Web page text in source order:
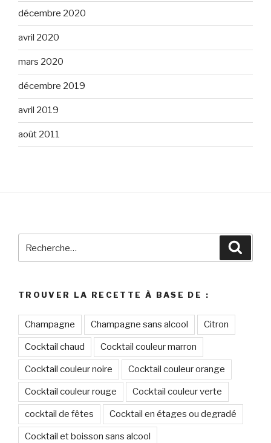
décembre 2020
avril 2020
mars 2020
décembre 2019
avril 2019
août 2011
pour
TROUVER LA RECETTE À BASE DE :
Champagne Champagne sans alcool Citron
Cocktail chaud Cocktail couleur marron
Cocktail couleur noire Cocktail couleur orange
Cocktail couleur rouge Cocktail couleur verte
cocktail de fêtes Cocktail en étages ou degradé
Cocktail et boisson sans alcool